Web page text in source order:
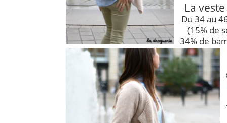
La
Du 34 au
(15% de
34% de